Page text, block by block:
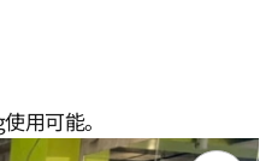
用可能。